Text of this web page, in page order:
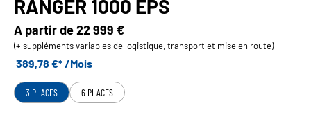
RANGER 1000 EPS
A partir de22 999 €
(+ suppléments variables de logistique, transport et mise en route)
389,78 €* /Mois
3 PLACES 6 PLACES